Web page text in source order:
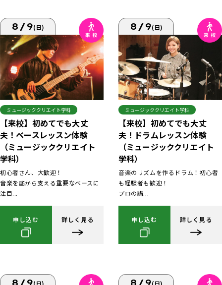
8/9(日)
ミュージッククリエイト学科
【来校】初めてでも大丈
夫！ベースレッスン体験
（ミュージッククリエイト
学科）
初心者さん、大歓迎！
音楽を底から支える重要なベースに
注目...
申し込む 詳しく見る
8/9(日)
ミュージッククリエイト学科
【来校】初めてでも大丈
夫！ドラムレッスン体験
（ミュージッククリエイト
学科）
音楽のリズムを作るドラム！初心者
も経験者も歓迎！
プロの講...
申し込む 詳しく見る
8/9(日) 8/9(日)